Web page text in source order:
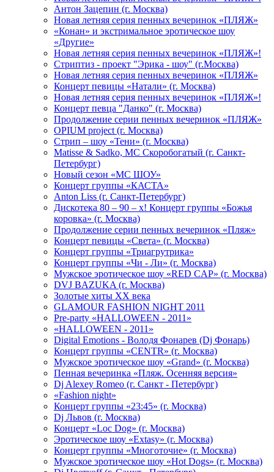
Антон Зацепин (г. Москва)
Новая летняя серия пенных вечеринок «ПЛЯЖ»
«Конан» и экстримальное эротическое шоу
«Другие»
Новая летняя серия пенных вечеринок «ПЛЯЖ»!
Стриптиз - проект "Эрика - шоу" (г.Москва)
Новая летняя серия пенных вечеринок «ПЛЯЖ»
Концерт певицы «Натали» (г. Москва)
Новая летняя серия пенных вечеринок «ПЛЯЖ»!
Концерт певца "Данко" (г. Москва)
Продолжение серии пенных вечеринок «ПЛЯЖ»
OPIUM project (г. Москва)
Стрип – шоу «Тени» (г. Москва)
Matissе & Sadko, MC Скоробогатый (г. Санкт-
Петербург)
Новый сезон «МС ШОУ»
Концерт группы «КАСТА»
Anton Liss (г. Санкт-Петербург)
Дискотека 80 – 90 – х! Концерт группы «Божья
коровка» (г. Москва)
Продолжение серии пенных вечеринок «Пляж»
Концерт певицы «Света» (г. Москва)
Концерт группы «Триагрутрика»
Концерт группы «Чи - Ли» (г. Москва)
Мужское эротическое шоу «RED CAP» (г. Москва)
DVJ BAZUKA (г. Москва)
Золотые хиты XX века
GLAMOUR FASHION NIGHT 2011
Pre-party «HALLOWEEN - 2011»
«HALLOWEEN - 2011»
Digital Emotions - Володя Фонарев (Dj Фонарь)
Концерт группы «CENTR» (г. Москва)
Мужское эротическое шоу «Grand» (г. Москва)
Пенная вечеринка «Пляж. Осенняя версия»
Dj Alexey Romeo (г. Санкт - Петербург)
«Fashion night»
Концерт группы «23:45» (г. Москва)
Dj Львов (г. Москва)
Концерт «Loc Dog» (г. Москва)
Эротическое шоу «Extasy» (г. Москва)
Концерт группы «Многоточие» (г. Москва)
Мужское эротическое шоу «Hot Dogs» (г. Москва)